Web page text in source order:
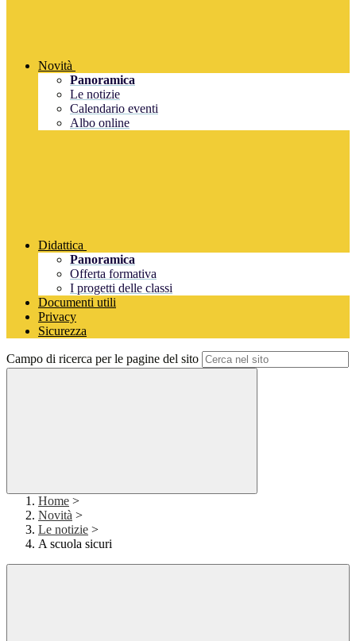
Novità
Panoramica
Le notizie
Calendario eventi
Albo online
Didattica
Panoramica
Offerta formativa
I progetti delle classi
Documenti utili
Privacy
Sicurezza
Campo di ricerca per le pagine del sito
Home >
Novità >
Le notizie >
A scuola sicuri